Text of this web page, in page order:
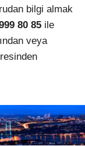
bilgi almak
80 85 ile
veya